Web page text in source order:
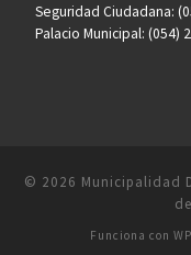
Seguridad Ciudadana:
Palacio Municipal: (054)
© 2026 Municipalidad
Funciona con WP